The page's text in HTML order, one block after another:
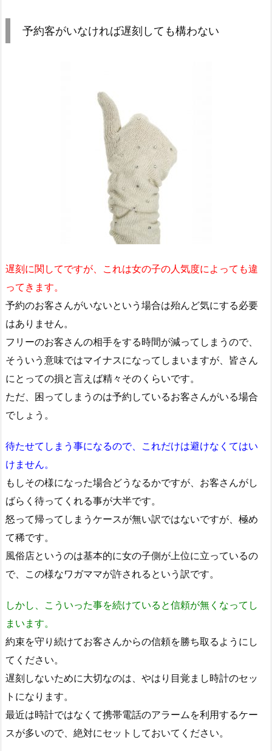
予約客がいなければ遅刻しても構わない
遅刻に関してですが、これは女の子の人気度によっても違
ってきます。
予約のお客さんがいないという場合は殆んど気にする必要
はありません。
フリーのお客さんの相手をする時間が減ってしまうので、
そういう意味ではマイナスになってしまいますが、皆さん
にとっての損と言えば精々そのくらいです。
ただ、困ってしまうのは予約しているお客さんがいる場合
でしょう。
待たせてしまう事になるので、これだけは避けなくてはい
けません。
もしその様になった場合どうなるかですが、お客さんがし
ばらく待ってくれる事が大半です。
怒って帰ってしまうケースが無い訳ではないですが、極め
て稀です。
風俗店というのは基本的に女の子側が上位に立っているの
で、この様なワガママが許されるという訳です。
しかし、こういった事を続けていると信頼が無くなってし
まいます。
約束を守り続けてお客さんからの信頼を勝ち取るようにし
てください。
遅刻しないために大切なのは、やはり目覚まし時計のセッ
トになります。
最近は時計ではなくて携帯電話のアラームを利用するケー
スが多いので、絶対にセットしておいてください。